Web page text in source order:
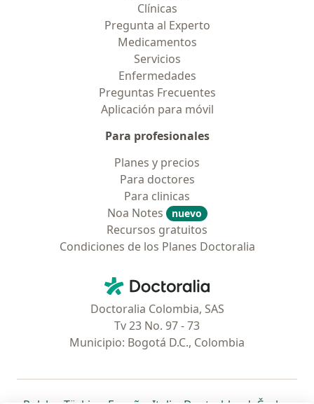
Clínicas
Pregunta al Experto
Medicamentos
Servicios
Enfermedades
Preguntas Frecuentes
Aplicación para móvil
Para profesionales
Planes y precios
Para doctores
Para clinicas
Noa Notes
nuevo
Recursos gratuitos
Condiciones de los Planes Doctoralia
Doctoralia - Página de inicio
Doctoralia Colombia, SAS
Tv 23 No. 97 - 73
Municipio: Bogotá D.C., Colombia